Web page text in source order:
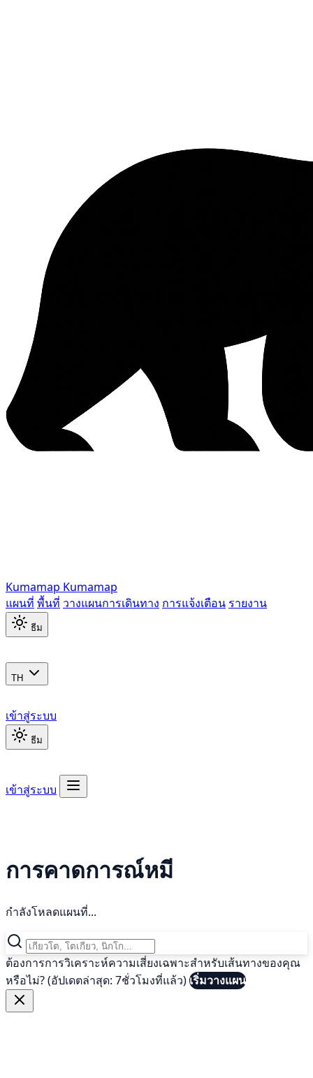
Kumamap Kumamap
แผนที่ พื้นที่ วางแผนการเดินทาง การแจ้งเตือน รายงาน
ธีม
TH
เข้าสู่ระบบ
ธีม
เข้าสู่ระบบ
การคาดการณ์หมี
กำลังโหลดแผนที่...
ต้องการการวิเคราะห์ความเสี่ยงเฉพาะสำหรับเส้นทางของคุณ
หรือไม่? (อัปเดตล่าสุด: 7ชั่วโมงที่แล้ว)เริ่มวางแผน